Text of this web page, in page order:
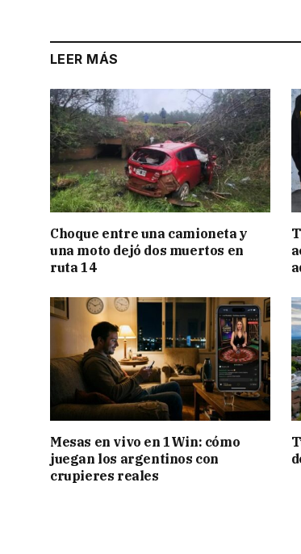
LEER MÁS
Choque entre una camioneta y
una moto dejó dos muertos en
ruta 14
Mesas en vivo en 1Win: cómo
juegan los argentinos con
crupieres reales